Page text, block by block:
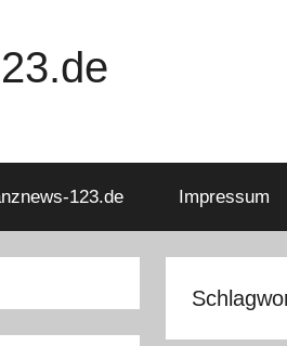
123.de Impressum